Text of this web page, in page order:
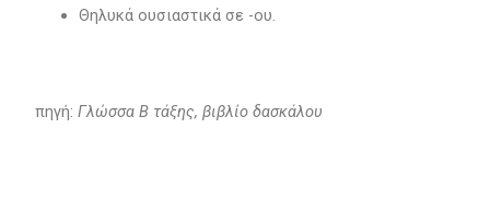
Θηλυκά ουσιαστικά σε -ου.
πηγή: Γλώσσα Β τάξης, βιβλίο δασκάλου